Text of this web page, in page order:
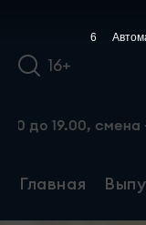
16+
смена -
Главная
5